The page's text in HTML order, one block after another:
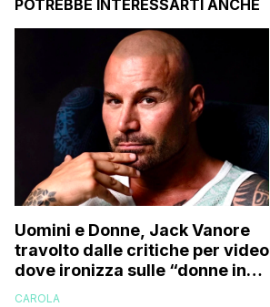
POTREBBE INTERESSARTI ANCHE
Uomini e Donne, Jack Vanore
travolto dalle critiche per video
dove ironizza sulle “donne in
perizoma su internet”
CAROLA